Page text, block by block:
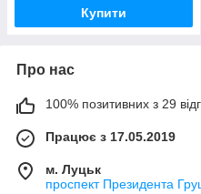
Купити
Про нас
100% позитивних з 29
Працює з 17.05.2019
м. Луцьк
проспект Президента